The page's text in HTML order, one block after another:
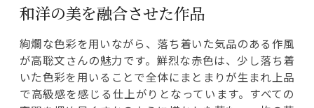
和洋の美を融合させた作品
絢爛な色彩を用いながら、落ち着いた気品のある作風
が高聡文さんの魅力です。鮮烈な赤色は、少し落ち着
いた色彩を用いることで全体にまとまりが生まれ上品
で高級感を感じる仕上がりとなっています。すべての